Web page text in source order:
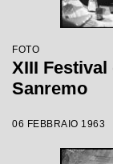
FOTO
XIII
Sanremo
06 FEBBRAIO 1963